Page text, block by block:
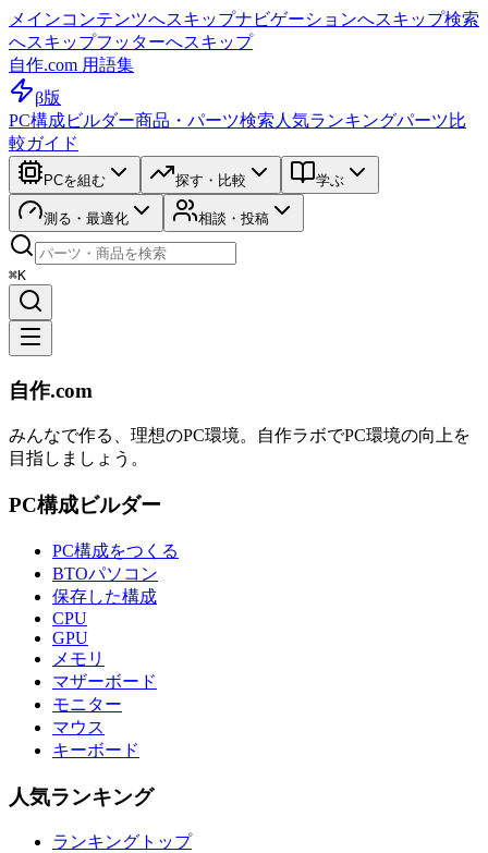
メインコンテンツへスキップナビゲーションへスキップ検索
へスキップフッターへスキップ
自作.com 用語集
β版
PC構成ビルダー商品・パーツ検索 人気ランキングパーツ比
較ガイド
PCを組む 探す・比較 学ぶ
測る・最適化 相談・投稿
⌘K
自作.com
みんなで作る、理想のPC環境。 自作ラボでPC環境の向上を
目指しましょう。
PC構成ビルダー
PC構成をつくる
BTOパソコン
保存した構成
CPU
GPU
メモリ
マザーボード
モニター
マウス
キーボード
人気ランキング
ランキングトップ